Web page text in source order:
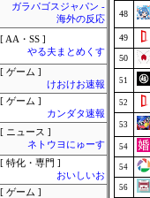
ガラパゴスジャパン -
海外の反応
[ AA・SS ]
やる夫まとめくす
[ ゲーム ]
けおけお速報
[ ゲーム ]
カンダタ速報
[ ニュース ]
ネトウヨにゅーす
[ 特化・専門 ]
おいしいお
[ ゲーム ]
48
49
50
51
52
53
54
54
56